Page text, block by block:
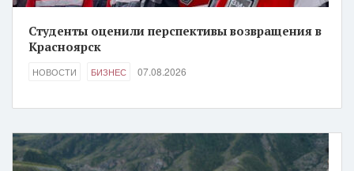
Студенты оценили перспективы возвращения в
Красноярск
НОВОСТИ БИЗНЕС 07.08.2026